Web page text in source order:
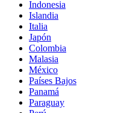
Indonesia
Islandia
Italia
Japón
Colombia
Malasia
México
Países Bajos
Panamá
Paraguay